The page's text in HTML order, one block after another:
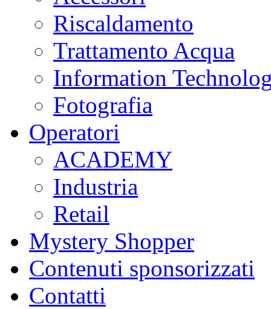
Riscaldamento
Trattamento Acqua
Information
Fotografia
Operatori
ACADEMY
Industria
Retail
Mystery Shopper
Contenuti sponsorizzati
Contatti